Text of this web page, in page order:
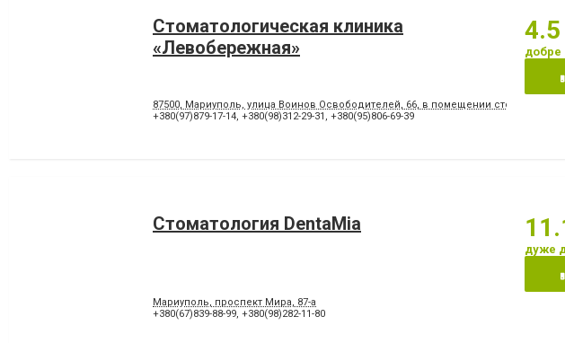
Стоматологическая клиника
«Левобережная»
87500, Мариуполь, улица Воинов Освободителей, 66, в помещении
+380(97)879-17-14, +380(98)312-29-31 , +380(95)806-69-39
4.5
добре
Стоматология DentaMia
Мариуполь, проспект Мира, 87-а
+380(67)839-88-99, +380(98)282-11-80
дуже